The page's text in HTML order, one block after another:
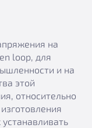
на
loop, для
и на
этой
относительно